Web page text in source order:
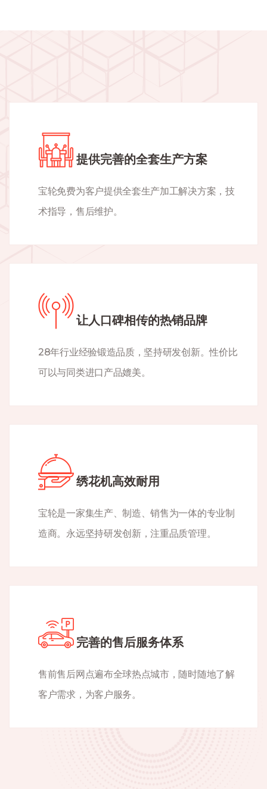
提供完善的全套生产方案
宝轮免费为客户提供全套生产加工解决方案，技
术指导，售后维护。
让人口碑相传的热销品牌
28年行业经验锻造品质，坚持研发创新。性价比
可以与同类进口产品媲美。
绣花机高效耐用
宝轮是一家集生产、制造、销售为一体的专业制
造商。永远坚持研发创新，注重品质管理。
完善的售后服务体系
售前售后网点遍布全球热点城市，随时随地了解
客户需求，为客户服务。